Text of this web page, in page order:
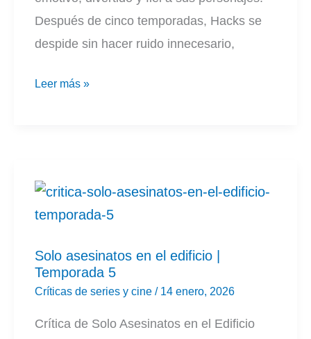
Después de cinco temporadas, Hacks se
despide sin hacer ruido innecesario,
Hacks
Leer más »
Solo asesinatos en el edificio |
Temporada 5
Críticas de series y cine / 14 enero, 2026
Crítica de Solo Asesinatos en el Edificio